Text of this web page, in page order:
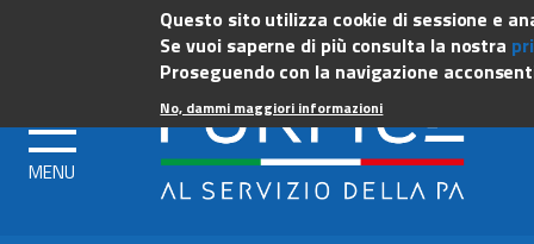
Questo sito utilizza cookie di sessione e
Se vuoi saperne di più consulta la nostra
Proseguendo con la navigazione
No, dammi maggiori informazioni
Dipartimento della
Governo Italiano